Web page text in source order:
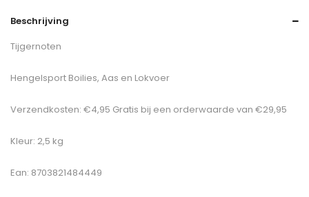
Beschrijving
Tijgernoten
Hengelsport Boilies, Aas en Lokvoer
Verzendkosten: €4,95 Gratis bij een orderwaarde van €29,95
Kleur: 2,5 kg
Ean: 8703821484449